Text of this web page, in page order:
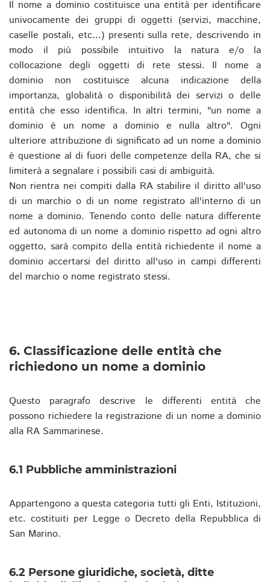
Il nome a dominio costituisce una entità per identificare
univocamente dei gruppi di oggetti (servizi, macchine,
caselle postali, etc...) presenti sulla rete, descrivendo in
modo il più possibile intuitivo la natura e/o la
collocazione degli oggetti di rete stessi. Il nome a
dominio non costituisce alcuna indicazione della
importanza, globalità o disponibilità dei servizi o delle
entità che esso identifica. In altri termini, "un nome a
dominio è un nome a dominio e nulla altro". Ogni
ulteriore attribuzione di significato ad un nome a dominio
è questione al di fuori delle competenze della RA, che si
limiterà a segnalare i possibili casi di ambiguità.
Non rientra nei compiti dalla RA stabilire il diritto all'uso
di un marchio o di un nome registrato all'interno di un
nome a dominio. Tenendo conto delle natura differente
ed autonoma di un nome a dominio rispetto ad ogni altro
oggetto, sarà compito della entità richiedente il nome a
dominio accertarsi del diritto all'uso in campi differenti
del marchio o nome registrato stessi.
6. Classificazione delle entità che
richiedono un nome a dominio
Questo paragrafo descrive le differenti entità che
possono richiedere la registrazione di un nome a dominio
alla RA Sammarinese.
6.1 Pubbliche amministrazioni
Appartengono a questa categoria tutti gli Enti, Istituzioni,
etc. costituiti per Legge o Decreto della Repubblica di
San Marino.
6.2 Persone giuridiche, società, ditte